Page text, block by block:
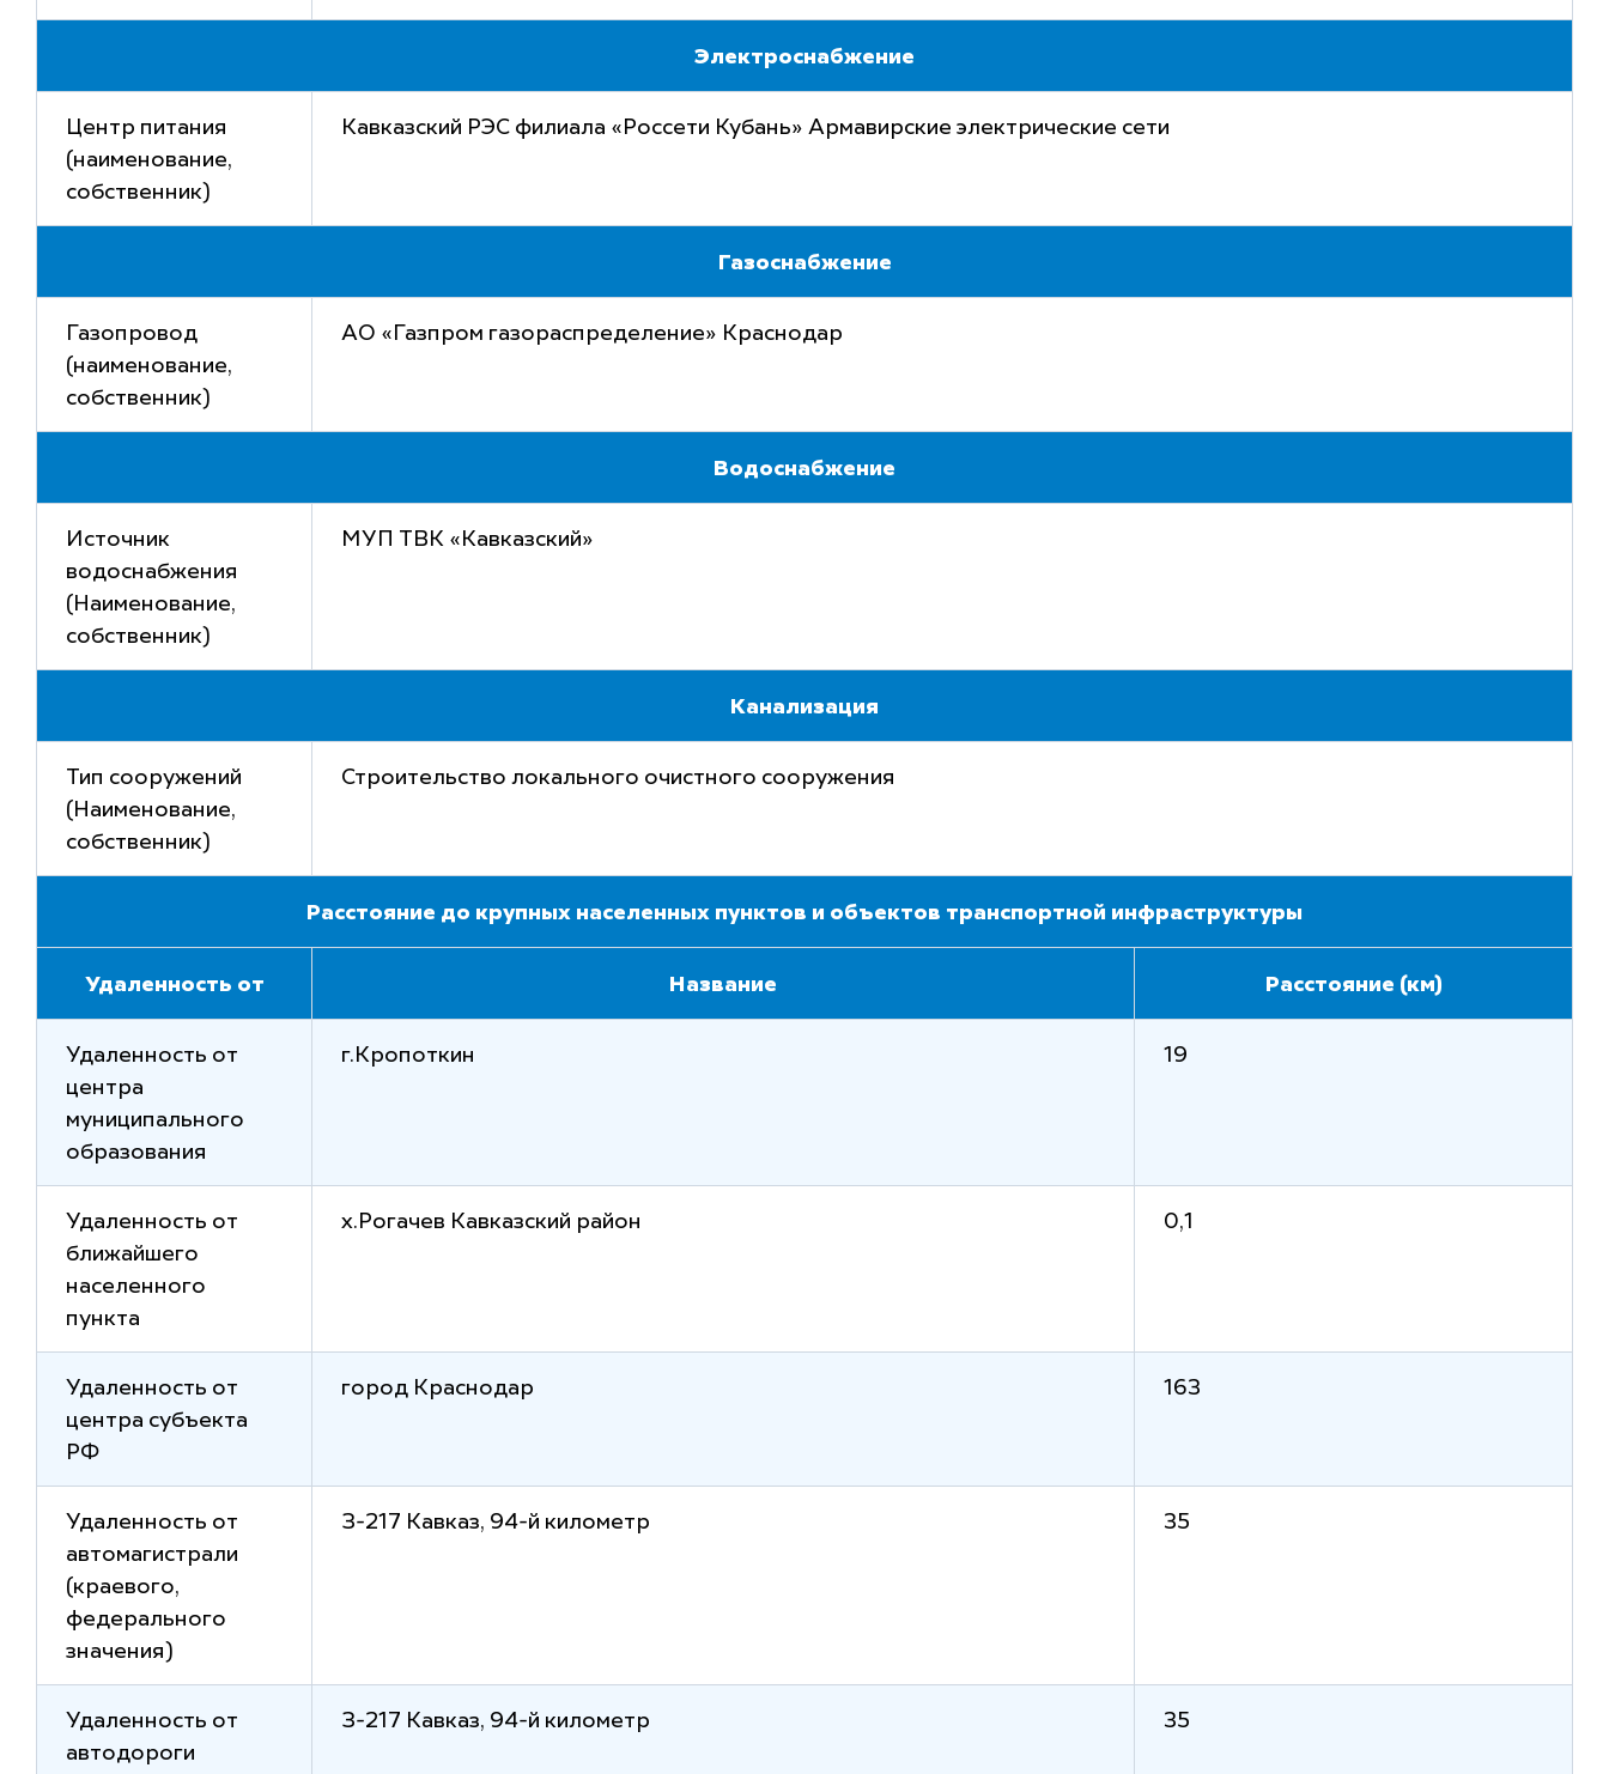
Электроснабжение
Центр питания
(наименование,
собственник)
Кавказский РЭС филиала «Россети Кубань» Армавирские электрические сети
Газоснабжение
Газопровод
(наименование,
собственник)
АО «Газпром газораспределение» Краснодар
Водоснабжение
Источник
водоснабжения
(Наименование,
собственник)
МУП ТВК «Кавказский»
Канализация
Тип сооружений
(Наименование,
собственник)
Строительство локального очистного сооружения
Расстояние до крупных населенных пунктов и объектов транспортной инфраструктуры
Удаленность от Название Расстояние (км)
Удаленность от
центра
муниципального
образования
г.Кропоткин 19
Удаленность от
ближайшего
населенного
пункта
х.Рогачев Кавказский район 0,1
Удаленность от
центра субъекта
РФ
город Краснодар 163
Удаленность от
автомагистрали
(краевого,
федерального
значения)
З-217 Кавказ, 94-й километр 35
Удаленность от
автодороги
З-217 Кавказ, 94-й километр 35